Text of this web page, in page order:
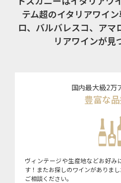
テム超のイタリアワイン
ロ、バルバレスコ、アマ
リアワインが見
国内最大級2万
豊富な
ヴィンテージや生産地などお好み
す！またお探しのワインがありま
ご相談ください。